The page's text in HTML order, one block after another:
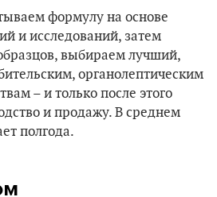
формулу на основе
и исследований, затем
выбираем лучший,
органолептическим
– и только после этого
и продажу. В среднем
полгода.